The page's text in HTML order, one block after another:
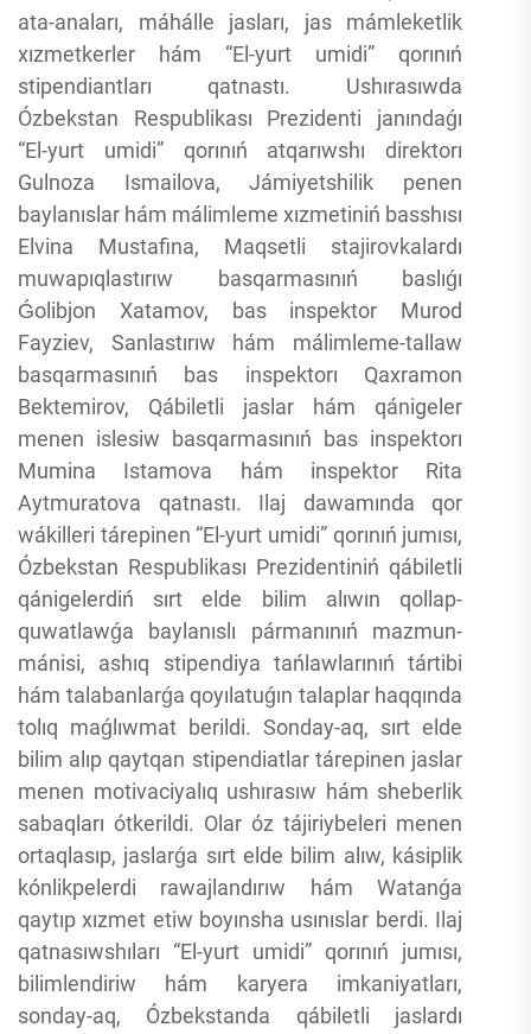
ata-anaları, máhálle jasları, jas mámleketlik
xızmetkerler hám “El-yurt umidi” qorınıń
stipendiantları qatnastı. Ushırasıwda
Ózbekstan Respublikası Prezidenti janındaǵı
“El-yurt umidi” qorınıń atqarıwshı direktorı
Gulnoza Ismailova, Jámiyetshilik penen
baylanıslar hám málimleme xızmetiniń basshısı
Elvina Mustafina, Maqsetli stajirovkalardı
muwapıqlastırıw basqarmasınıń baslıǵı
Ǵolibjon Xatamov, bas inspektor Murod
Fayziev, Sanlastırıw hám málimleme-tallaw
basqarmasınıń bas inspektorı Qaxramon
Bektemirov, Qábiletli jaslar hám qánigeler
menen islesiw basqarmasınıń bas inspektorı
Mumina Istamova hám inspektor Rita
Aytmuratova qatnastı. Ilaj dawamında qor
wákilleri tárepinen “El-yurt umidi” qorınıń jumısı,
Ózbekstan Respublikası Prezidentiniń qábiletli
qánigelerdiń sırt elde bilim alıwın qollap-
quwatlawǵa baylanıslı pármanınıń mazmun-
mánisi, ashıq stipendiya tańlawlarınıń tártibi
hám talabanlarǵa qoyılatuǵın talaplar haqqında
tolıq maǵlıwmat berildi. Sonday-aq, sırt elde
bilim alıp qaytqan stipendiatlar tárepinen jaslar
menen motivaciyalıq ushırasıw hám sheberlik
sabaqları ótkerildi. Olar óz tájiriybeleri menen
ortaqlasıp, jaslarǵa sırt elde bilim alıw, kásiplik
kónlikpelerdi rawajlandırıw hám Watanǵa
qaytıp xızmet etiw boyınsha usınıslar berdi. Ilaj
qatnasıwshıları “El-yurt umidi” qorınıń jumısı,
bilimlendiriw hám karyera imkaniyatları,
sonday-aq, Ózbekstanda qábiletli jaslardı